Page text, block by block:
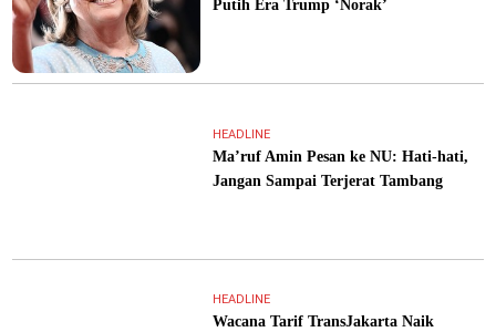
Putih Era Trump ‘Norak’
HEADLINE
Ma’ruf Amin Pesan ke NU: Hati-hati,
Jangan Sampai Terjerat Tambang
HEADLINE
Wacana Tarif TransJakarta Naik